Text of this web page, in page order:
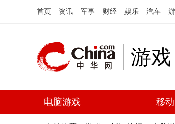
首页 资讯 军事 财经 娱乐 汽车
游戏
电脑游戏 移